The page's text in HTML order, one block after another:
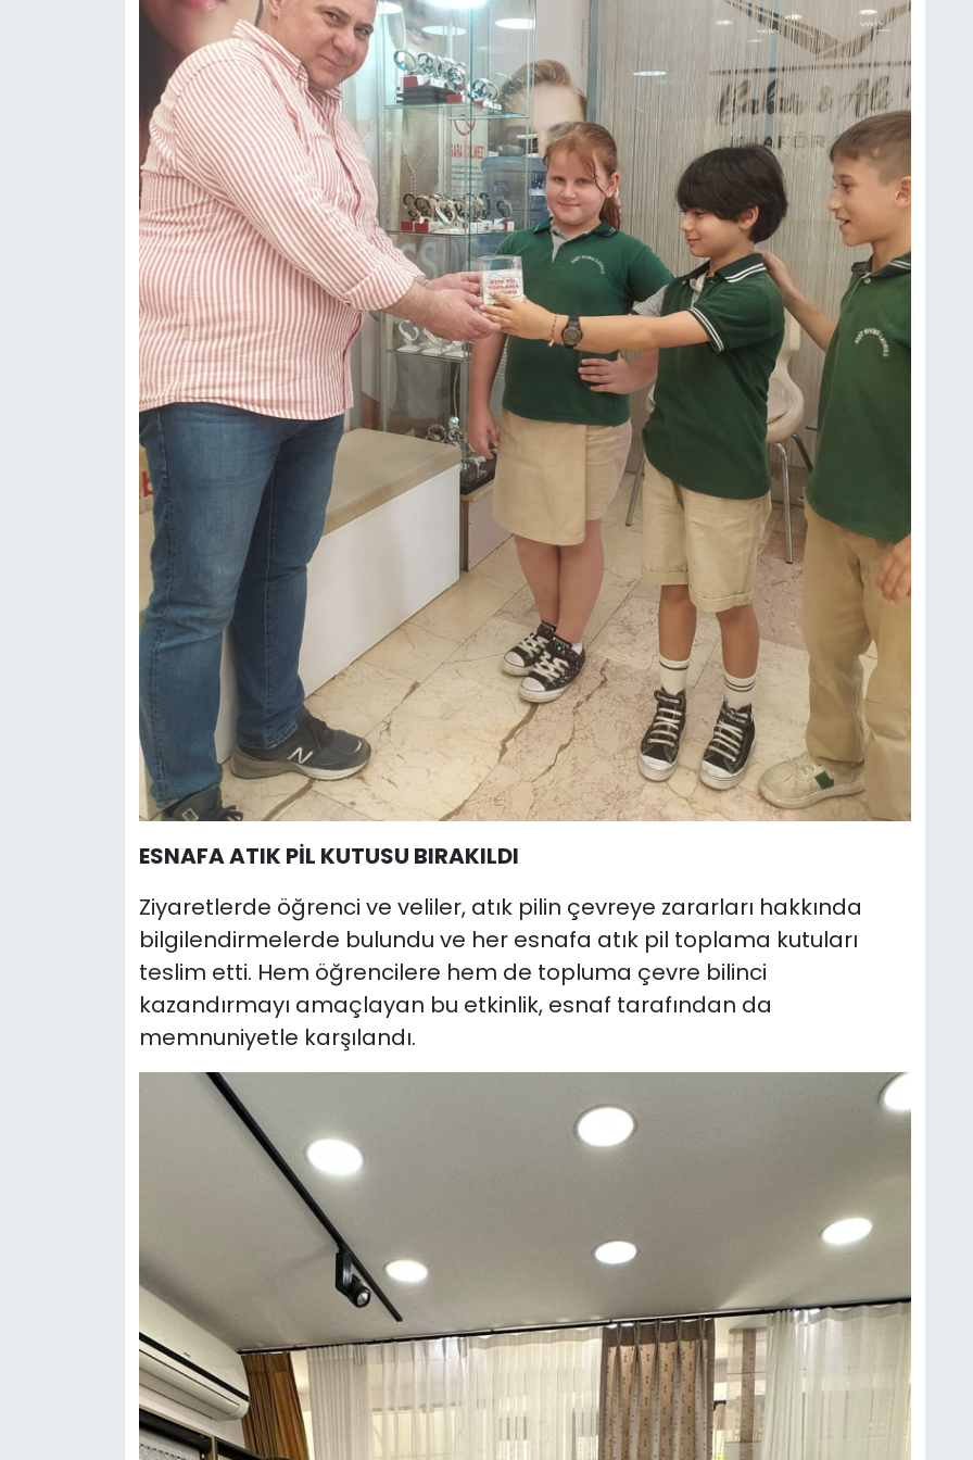
ESNAFA ATIK PİL KUTUSU BIRAKILDI
Ziyaretlerde öğrenci ve veliler, atık pilin çevreye zararları hakkında
bilgilendirmelerde bulundu ve her esnafa atık pil toplama kutuları
teslim etti. Hem öğrencilere hem de topluma çevre bilinci
kazandırmayı amaçlayan bu etkinlik, esnaf tarafından da
memnuniyetle karşılandı.